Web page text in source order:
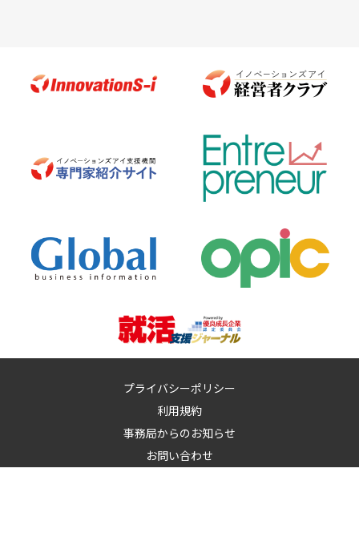
プライバシーポリシー
利用規約
事務局からのお知らせ
お問い合わせ